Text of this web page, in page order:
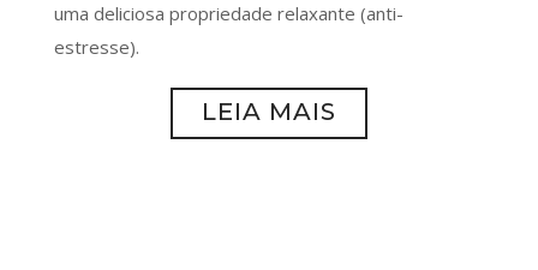
uma deliciosa propriedade relaxante (anti-
estresse).
LEIA MAIS